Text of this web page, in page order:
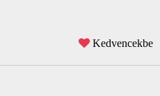
Kedvencekbe